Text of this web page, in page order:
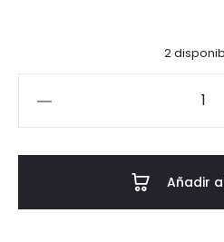
2
Añadir